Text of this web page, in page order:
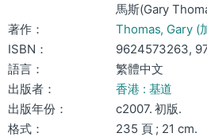
馬斯(Gary
著作：
Thomas, Gary (
ISBN：
9624573263,
語言：
繁體中文
出版者：
香港 : 基道
出版年份：
c2007. 初版.
格式：
235 頁 ; 21 cm.